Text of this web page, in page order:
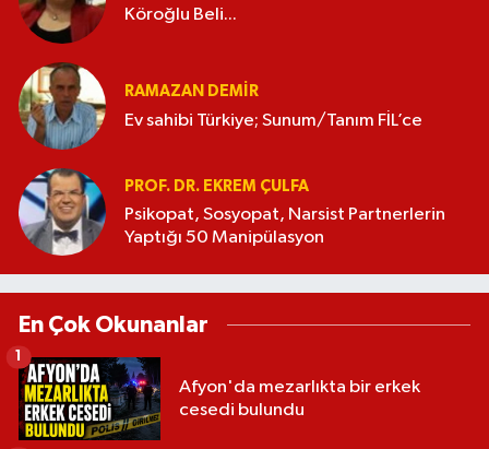
Köroğlu Beli...
RAMAZAN DEMİR
Ev sahibi Türkiye; Sunum/Tanım FİL’ce
PROF. DR. EKREM ÇULFA
Psikopat, Sosyopat, Narsist Partnerlerin
Yaptığı 50 Manipülasyon
En Çok Okunanlar
Afyon'da mezarlıkta bir erkek
cesedi bulundu
1